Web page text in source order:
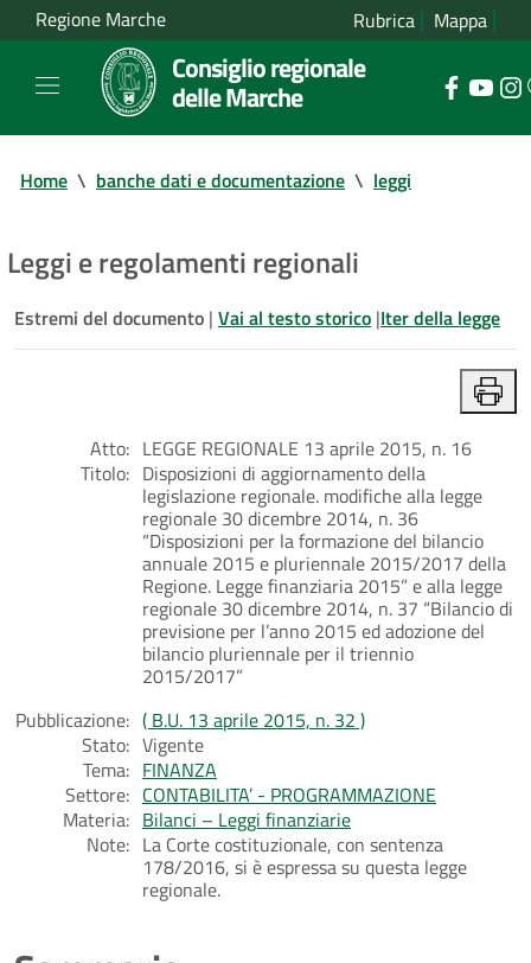
Regione Marche Rubrica Mappa
Consiglio regionale
delle Marche
Home \ banche dati e documentazione \ leggi
Leggi e regolamenti regionali
Estremi del documento | Vai al testo storico |Iter della legge
Atto: LEGGE REGIONALE 13 aprile 2015, n. 16
Titolo: Disposizioni di aggiornamento della
legislazione regionale. modifiche alla legge
regionale 30 dicembre 2014, n. 36
“Disposizioni per la formazione del bilancio
annuale 2015 e pluriennale 2015/2017 della
Regione. Legge finanziaria 2015” e alla legge
regionale 30 dicembre 2014, n. 37 “Bilancio di
previsione per l’anno 2015 ed adozione del
bilancio pluriennale per il triennio
2015/2017”
Pubblicazione: ( B.U. 13 aprile 2015, n. 32 )
Stato: Vigente
Tema: FINANZA
Settore: CONTABILITA’ - PROGRAMMAZIONE
Materia: Bilanci – Leggi finanziarie
Note: La Corte costituzionale, con sentenza
178/2016, si è espressa su questa legge
regionale.